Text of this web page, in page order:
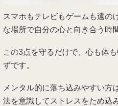
スマホもテレビもゲームも遠の
な場所で自分の心と向き合う時
この3点を守るだけで、心も体
ずです。
メンタル的に落ち込みやすい方
法を意識してストレスをため込